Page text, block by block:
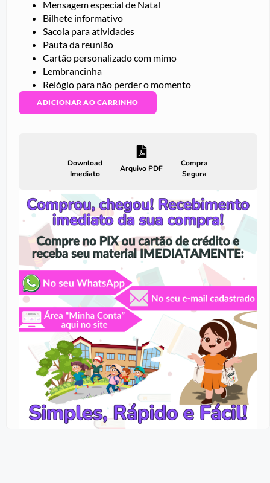
Mensagem especial de Natal
Bilhete informativo
Sacola para atividades
Pauta da reunião
Cartão personalizado com mimo
Lembrancinha
Relógio para não perder o momento
ADICIONAR AO CARRINHO
Download
Imediato
Arquivo PDF
Compra
Segura